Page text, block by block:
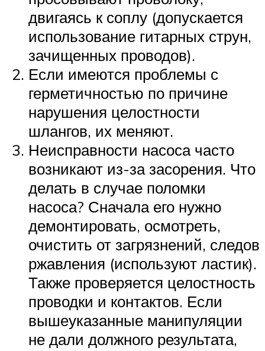
двигаясь к соплу (допускается
использование гитарных струн,
зачищенных проводов).
Если имеются проблемы с
герметичностью по причине
нарушения целостности
шлангов, их меняют.
Неисправности насоса часто
возникают из-за засорения. Что
делать в случае поломки
насоса? Сначала его нужно
демонтировать, осмотреть,
очистить от загрязнений, следов
ржавления (используют ластик).
Также проверяется целостность
проводки и контактов. Если
вышеуказанные манипуляции
не дали должного результата,